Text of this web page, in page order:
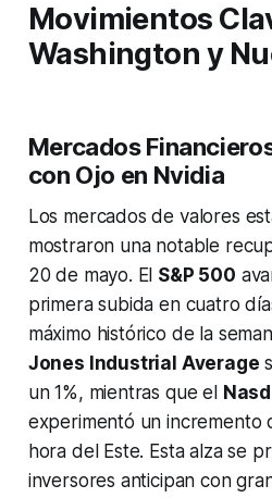
Movimientos
Washington y
Mercados
con Ojo en Nvidia
Los mercados de valores
mostraron una notable
20 de mayo. El S&P 500
primera subida en cuatro
máximo histórico de la
Jones Industrial Average
un 1%, mientras que el
experimentó un incremento
hora del Este. Esta alza se
inversores anticipan con